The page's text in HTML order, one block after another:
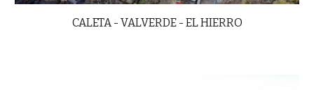
CALETA - VALVERDE - EL HIERRO